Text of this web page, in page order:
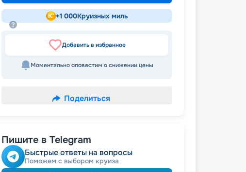
+1 000Круизных миль
Добавить в избранное
Моментально оповестим о снижении цены
Поделиться
Пишите в Telegram
Быстрые ответы на вопросы
Поможем с выбором круиза